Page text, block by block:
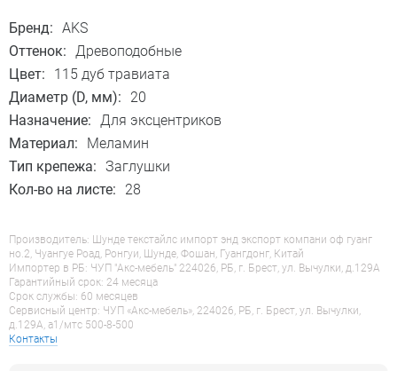
Бренд: AKS
Оттенок: Древоподобные
Цвет:
115 дуб травиата
Диаметр (D, мм):
20
Назначение: Для эксцентриков
Материал:
Меламин
Тип крепежа: Заглушки
Кол-во на листе:
28
Производитель: Шунде текстайлс импорт энд экспорт компани оф гуанг
но.2, Чуангуе Роад, Ронгуи, Шунде, Фошан, Гуангдонг, Китай
Импортер в РБ: ЧУП "Акс-мебель" 224026, РБ, г. Брест, ул. Вычулки, д.129А
Гарантийный срок: 24 месяца
Срок службы: 60 месяцев
Сервисный центр: ЧУП «Акс-мебель», 224026, РБ, г. Брест, ул. Вычулки,
д.129А, a1/мтс 500-8-500
Контакты